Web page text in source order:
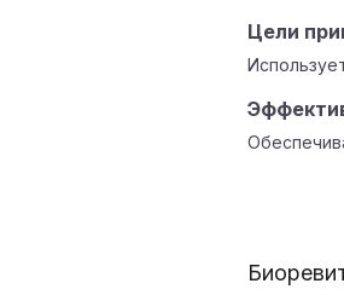
Цели